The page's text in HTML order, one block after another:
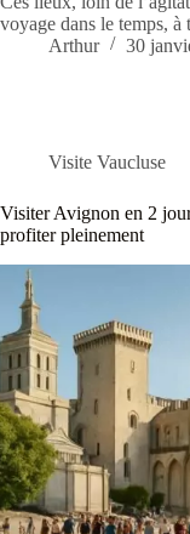
voyage dans le temps,
Arthur
30
Visite Vaucluse
Visiter Avignon en 2
profiter pleinement